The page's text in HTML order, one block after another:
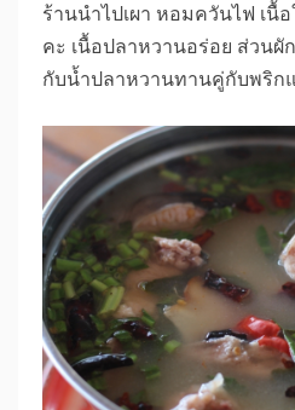
ร้านนำไปเผา หอมควันไฟ เ
คะ เนื้อปลาหวานอร่อย ส่วนผั
กับน้ำปลาหวานทานคู่กับพริก